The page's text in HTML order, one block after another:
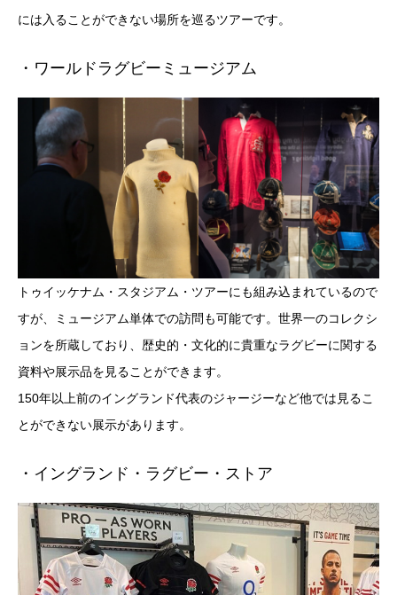
には入ることができない場所を巡るツアーです。
・ワールドラグビーミュージアム
トゥイッケナム・スタジアム・ツアーにも組み込まれているので
すが、ミュージアム単体での訪問も可能です。世界一のコレクシ
ョンを所蔵しており、歴史的・文化的に貴重なラグビーに関する
資料や展示品を見ることができます。
150年以上前のイングランド代表のジャージーなど他では見るこ
とができない展示があります。
・イングランド・ラグビー・ストア